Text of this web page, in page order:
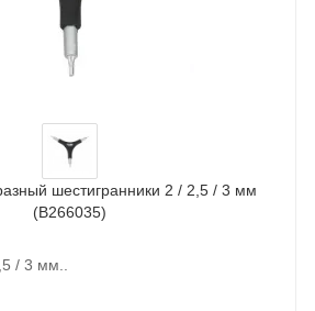
шестигранники 2 / 2,5 / 3 мм
(B266035)
/ 3 мм..